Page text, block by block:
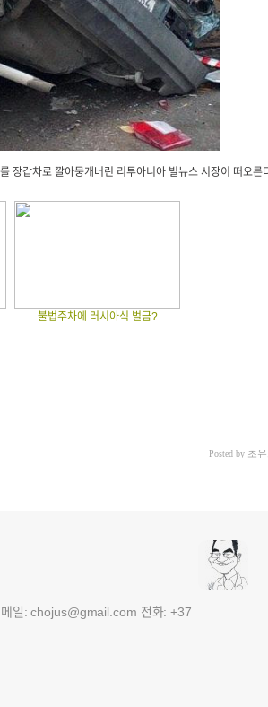
장갑차로 깔아뭉개버린 리투아니아 빌뉴스 시장이 떠오른
불법주차에 러시아식 벌금?
Posted by 초
메일: chojus@gmail.com 전화: +37